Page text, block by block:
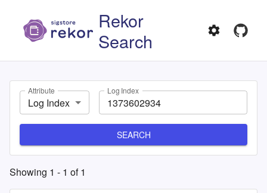
Rekor
Search
Attribute
Log Index
Log Index
SEARCH
Showing 1 - 1 of1